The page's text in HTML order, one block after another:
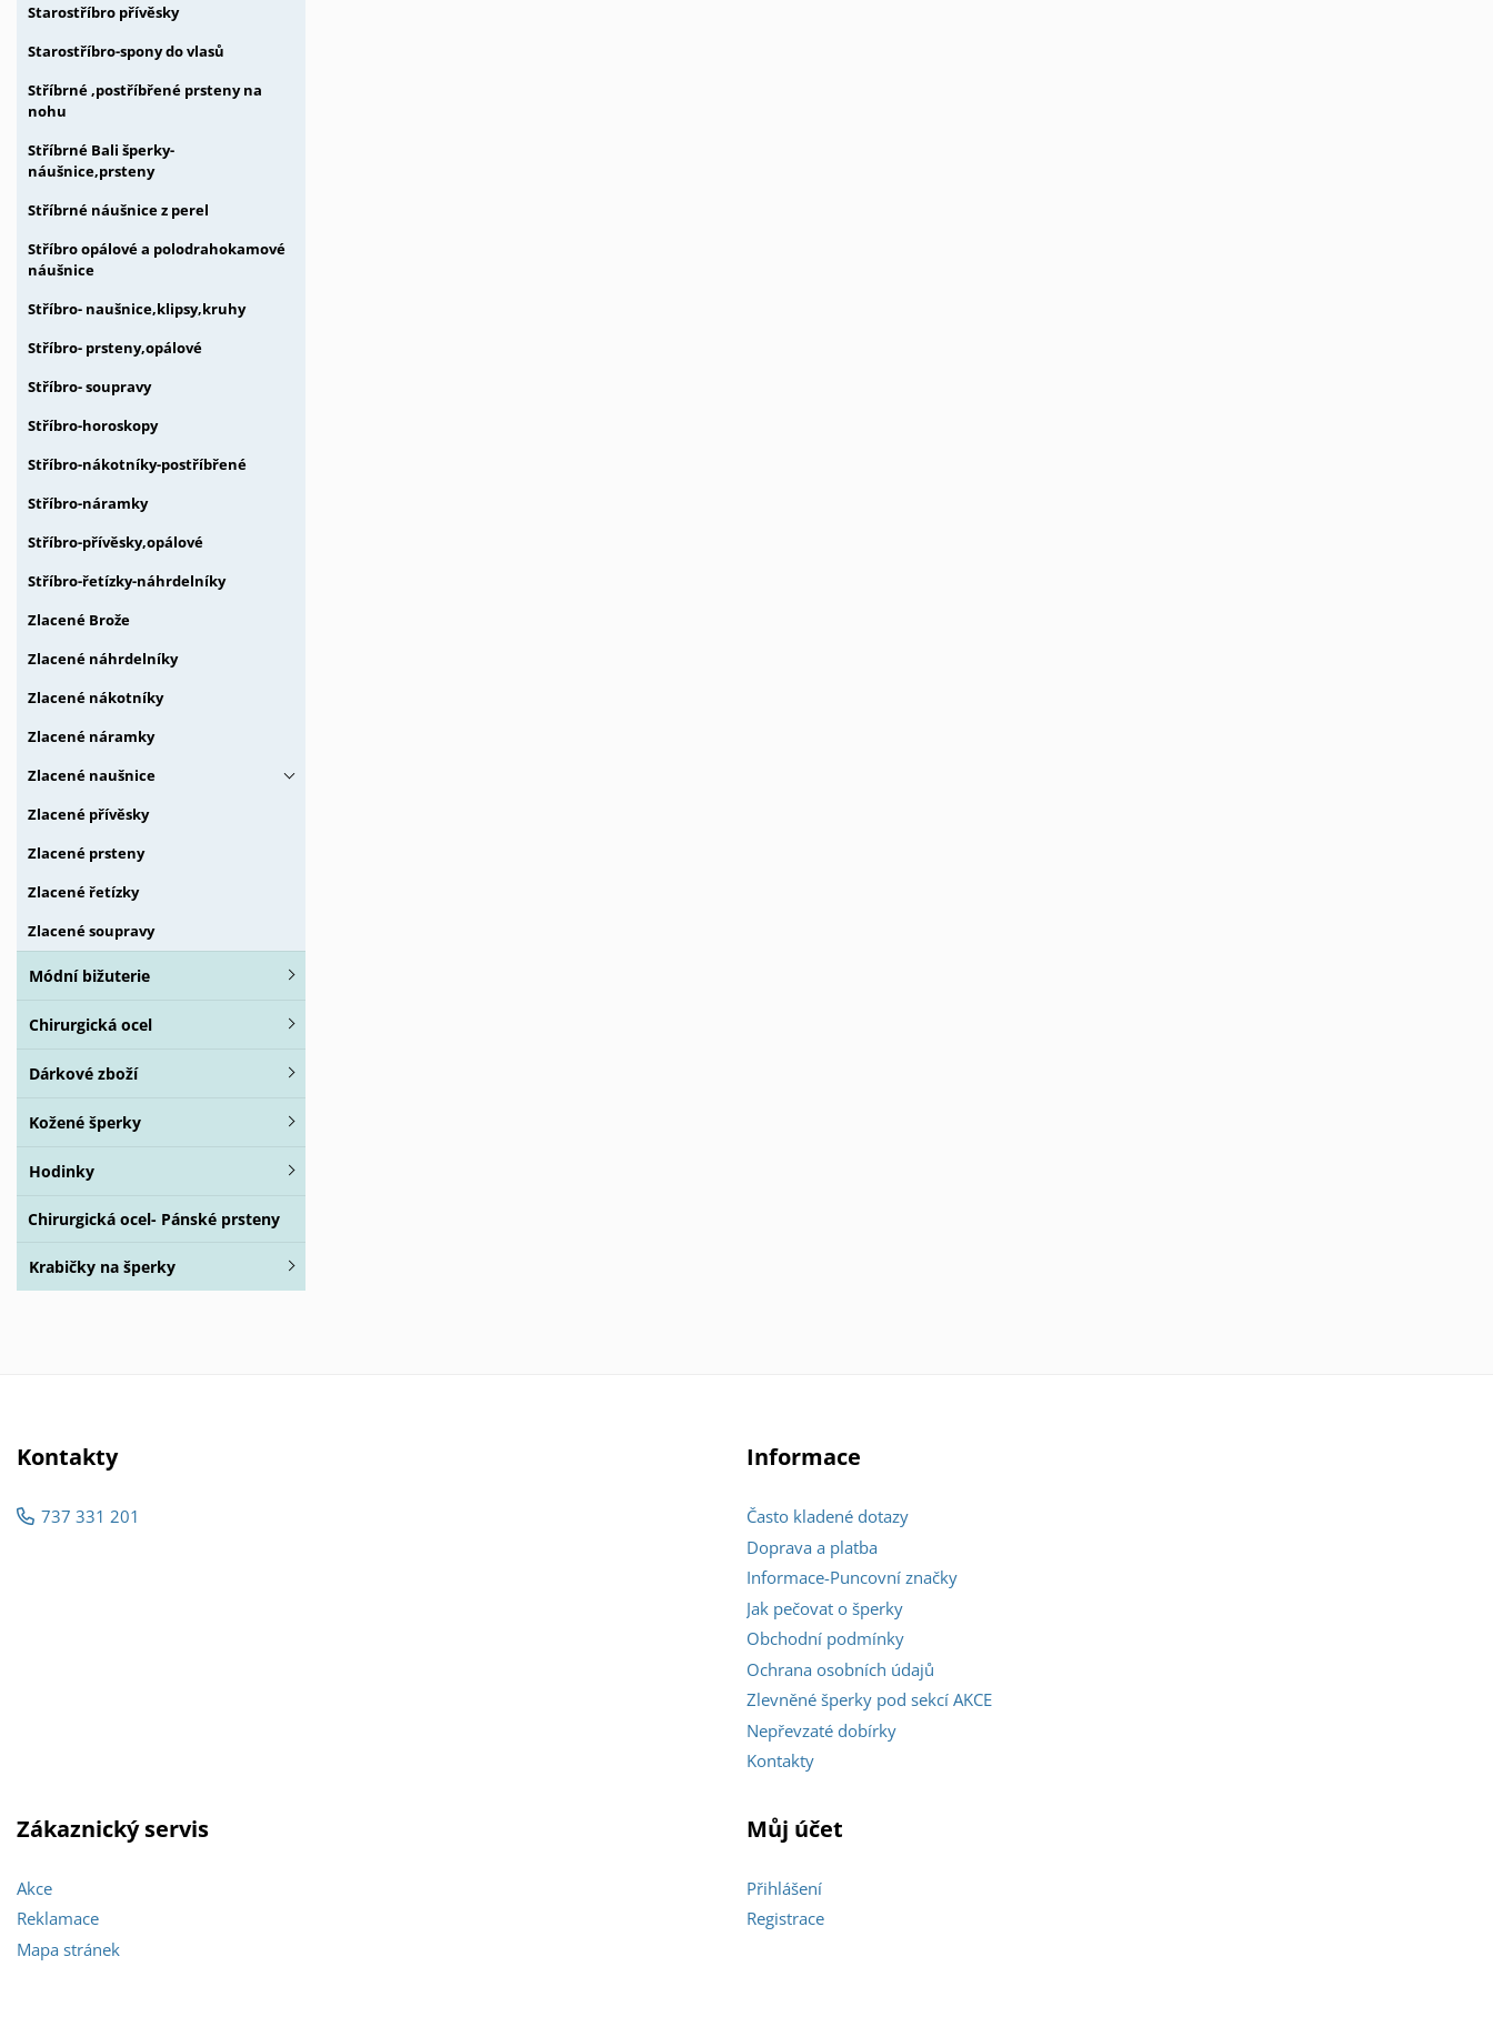
Starostříbro přívěsky
Starostříbro-spony do vlasů
Stříbrné ,postříbřené prsteny na
nohu
Stříbrné Bali šperky-
náušnice,prsteny
Stříbrné náušnice z perel
Stříbro opálové a polodrahokamové
náušnice
Stříbro- naušnice,klipsy,kruhy
Stříbro- prsteny,opálové
Stříbro- soupravy
Stříbro-horoskopy
Stříbro-nákotníky-postříbřené
Stříbro-náramky
Stříbro-přívěsky,opálové
Stříbro-řetízky-náhrdelníky
Zlacené Brože
Zlacené náhrdelníky
Zlacené nákotníky
Zlacené náramky
Zlacené naušnice
Zlacené přívěsky
Zlacené prsteny
Zlacené řetízky
Zlacené soupravy
Módní bižuterie
Chirurgická ocel
Dárkové zboží
Kožené šperky
Hodinky
Chirurgická ocel- Pánské prsteny
Krabičky na šperky
Kontakty
737 331 201
Informace
Často kladené dotazy
Doprava a platba
Informace-Puncovní značky
Jak pečovat o šperky
Obchodní podmínky
Ochrana osobních údajů
Zlevněné šperky pod sekcí AKCE
Nepřevzaté dobírky
Kontakty
Zákaznický servis
Akce
Reklamace
Mapa stránek
Můj účet
Přihlášení
Registrace